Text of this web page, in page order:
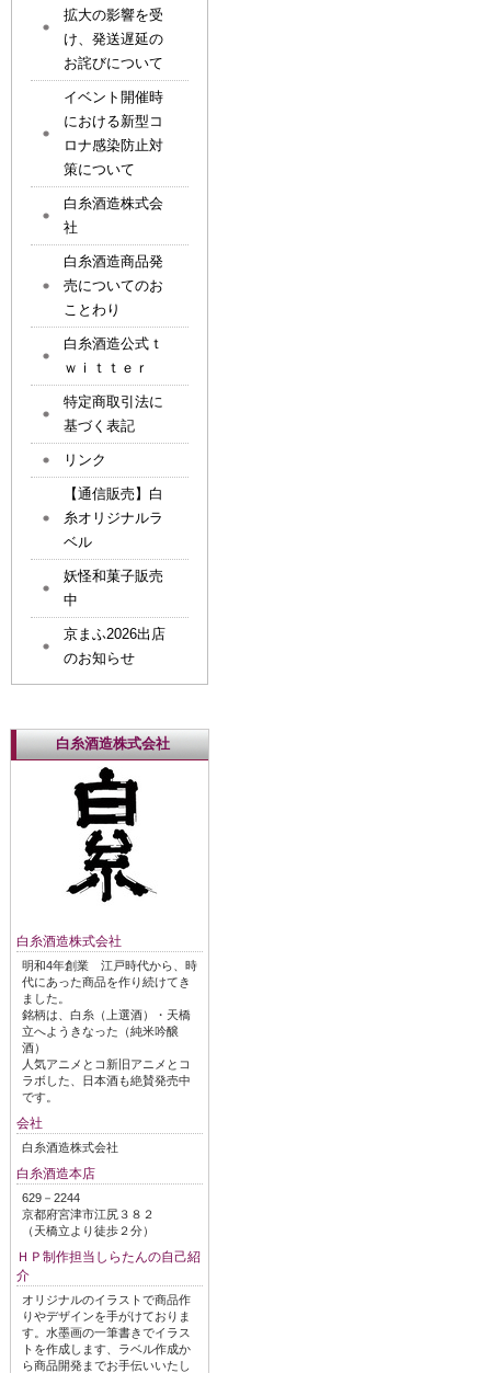
拡大の影響を受
け、発送遅延の
お詫びについて
イベント開催時
における新型コ
ロナ感染防止対
策について
白糸酒造株式会
社
白糸酒造商品発
売についてのお
ことわり
白糸酒造公式ｔ
ｗｉｔｔｅｒ
特定商取引法に
基づく表記
リンク
【通信販売】白
糸オリジナルラ
ベル
妖怪和菓子販売
中
京まふ2026出店
のお知らせ
白糸酒造株式会社
白糸酒造株式会社
明和4年創業 江戸時代から、時
代にあった商品を作り続けてき
ました。
銘柄は、白糸（上選酒）・天橋
立へようきなった（純米吟醸
酒）
人気アニメとコ新旧アニメとコ
ラボした、日本酒も絶賛発売中
です。
会社
白糸酒造株式会社
白糸酒造本店
629－2244
京都府宮津市江尻３８２
（天橋立より徒歩２分）
ＨＰ制作担当しらたんの自己紹
介
オリジナルのイラストで商品作
りやデザインを手がけておりま
す。水墨画の一筆書きでイラス
トを作成します、ラベル作成か
ら商品開発までお手伝いいたし